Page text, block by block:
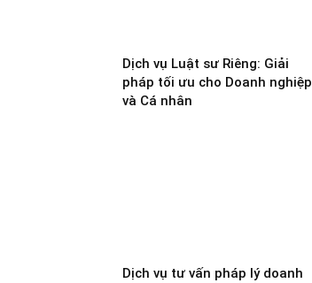
Dịch vụ Luật sư Riêng: Giải
pháp tối ưu cho Doanh nghiệp
và Cá nhân
Dịch vụ tư vấn pháp lý doanh